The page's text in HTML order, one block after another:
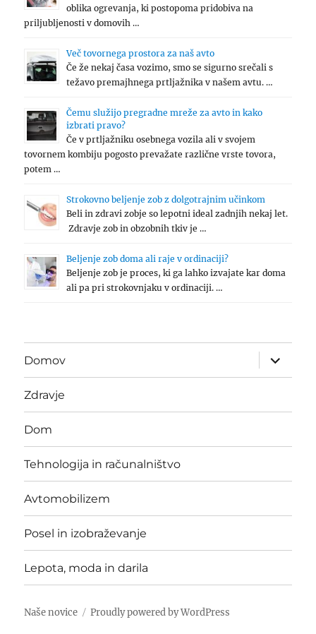
oblika ogrevanja, ki postopoma pridobiva na
priljubljenosti v domovih …
Več tovornega prostora za naš avto
Če že nekaj časa vozimo, smo se sigurno srečali s
težavo premajhnega prtljažnika v našem avtu. …
Čemu služijo pregradne mreže za avto in kako
izbrati pravo?
Če v prtljažniku osebnega vozila ali v svojem
tovornem kombiju pogosto prevažate različne vrste tovora,
potem …
Strokovno beljenje zob z dolgotrajnim učinkom
Beli in zdravi zobje so lepotni ideal zadnjih nekaj let.
Zdravje zob in obzobnih tkiv je …
Beljenje zob doma ali raje v ordinaciji?
Beljenje zob je proces, ki ga lahko izvajate kar doma
ali pa pri strokovnjaku v ordinaciji. …
Domov
expand
child
menu
Zdravje
Dom
Tehnologija in računalništvo
Avtomobilizem
Posel in izobraževanje
Lepota, moda in darila
Naše novice Proudly powered by WordPress